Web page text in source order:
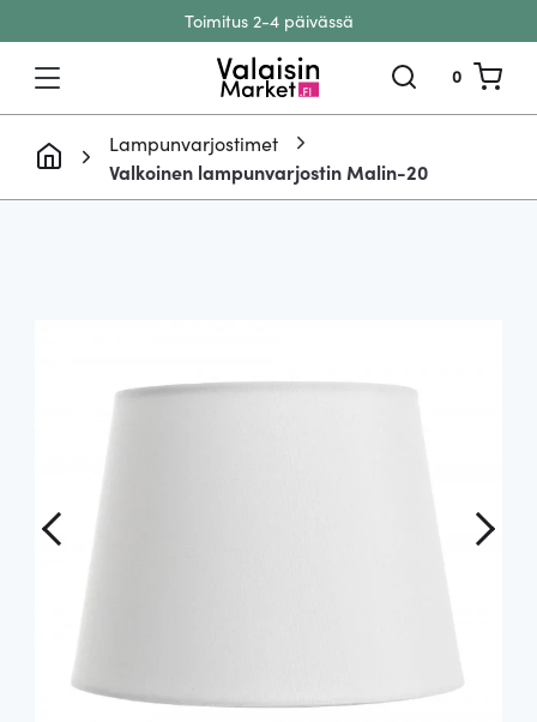
Toimitus 2-4 päivässä
Siirry sisältöön 0
Lampunvarjostimet
Valkoinen lampunvarjostin Malin-20